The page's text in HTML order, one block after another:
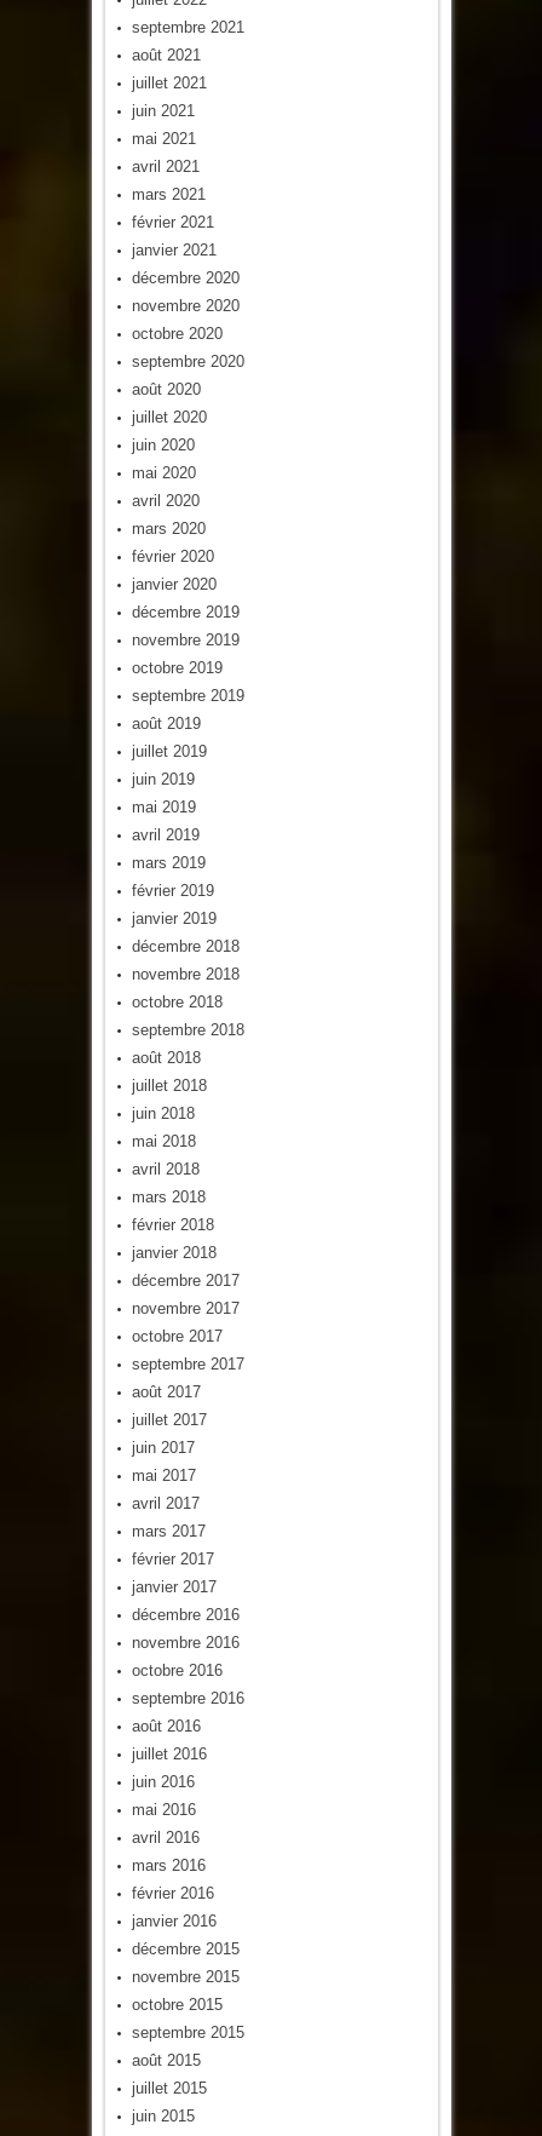
septembre 2021
août 2021
juillet 2021
juin 2021
mai 2021
avril 2021
mars 2021
février 2021
janvier 2021
décembre 2020
novembre 2020
octobre 2020
septembre 2020
août 2020
juillet 2020
juin 2020
mai 2020
avril 2020
mars 2020
février 2020
janvier 2020
décembre 2019
novembre 2019
octobre 2019
septembre 2019
août 2019
juillet 2019
juin 2019
mai 2019
avril 2019
mars 2019
février 2019
janvier 2019
décembre 2018
novembre 2018
octobre 2018
septembre 2018
août 2018
juillet 2018
juin 2018
mai 2018
avril 2018
mars 2018
février 2018
janvier 2018
décembre 2017
novembre 2017
octobre 2017
septembre 2017
août 2017
juillet 2017
juin 2017
mai 2017
avril 2017
mars 2017
février 2017
janvier 2017
décembre 2016
novembre 2016
octobre 2016
septembre 2016
août 2016
juillet 2016
juin 2016
mai 2016
avril 2016
mars 2016
février 2016
janvier 2016
décembre 2015
novembre 2015
octobre 2015
septembre 2015
août 2015
juillet 2015
juin 2015